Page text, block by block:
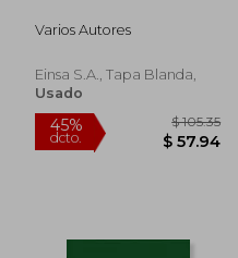
Varios Autores
Einsa S.A., Tapa Blanda,
Usado